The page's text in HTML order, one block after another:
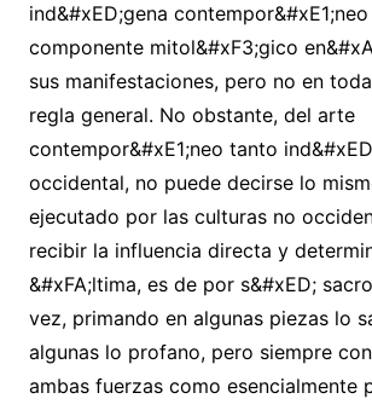
ind&#xED;gena
componente mitol&#xF3;gico
sus manifestaciones, pero no en
regla general. No obstante, del arte
contempor&#xE1;neo tanto
occidental, no puede decirse lo
ejecutado por las culturas no
recibir la influencia directa y
&#xFA;ltima, es de por s&#xED;
vez, primando en algunas piezas lo
algunas lo profano, pero siempre
ambas fuerzas como esencialmente